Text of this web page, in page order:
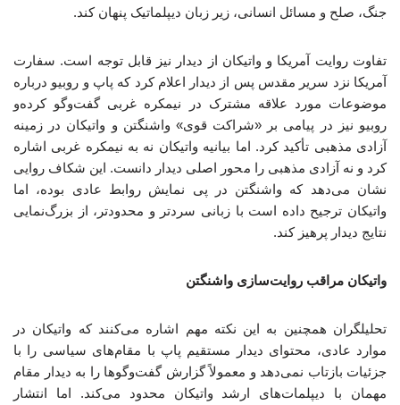
جنگ، صلح و مسائل انسانی، زیر زبان دیپلماتیک پنهان کند.
تفاوت روایت آمریکا و واتیکان از دیدار نیز قابل توجه است. سفارت
آمریکا نزد سریر مقدس پس از دیدار اعلام کرد که پاپ و روبیو درباره
موضوعات مورد علاقه مشترک در نیمکره غربی گفت‌وگو کرده‌و
روبیو نیز در پیامی بر «شراکت قوی» واشنگتن و واتیکان در زمینه
آزادی مذهبی تأکید کرد. اما بیانیه واتیکان نه به نیمکره غربی اشاره
کرد و نه آزادی مذهبی را محور اصلی دیدار دانست. این شکاف روایی
نشان می‌دهد که واشنگتن در پی نمایش روابط عادی بوده، اما
واتیکان ترجیح داده است با زبانی سردتر و محدودتر، از بزرگ‌نمایی
نتایج دیدار پرهیز کند.
واتیکان مراقب روایت‌سازی واشنگتن
تحلیلگران همچنین به این نکته مهم اشاره می‌کنند که واتیکان در
موارد عادی، محتوای دیدار مستقیم پاپ با مقام‌های سیاسی را با
جزئیات بازتاب نمی‌دهد و معمولاً گزارش گفت‌وگوها را به دیدار مقام
مهمان با دیپلمات‌های ارشد واتیکان محدود می‌کند. اما انتشار